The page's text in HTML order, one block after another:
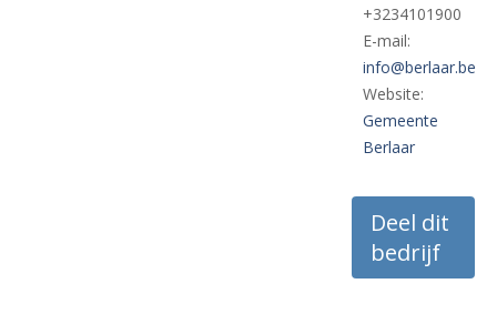
+3234101900
E-mail:
info@berlaar.be
Website:
Gemeente
Berlaar
Deel dit
bedrijf